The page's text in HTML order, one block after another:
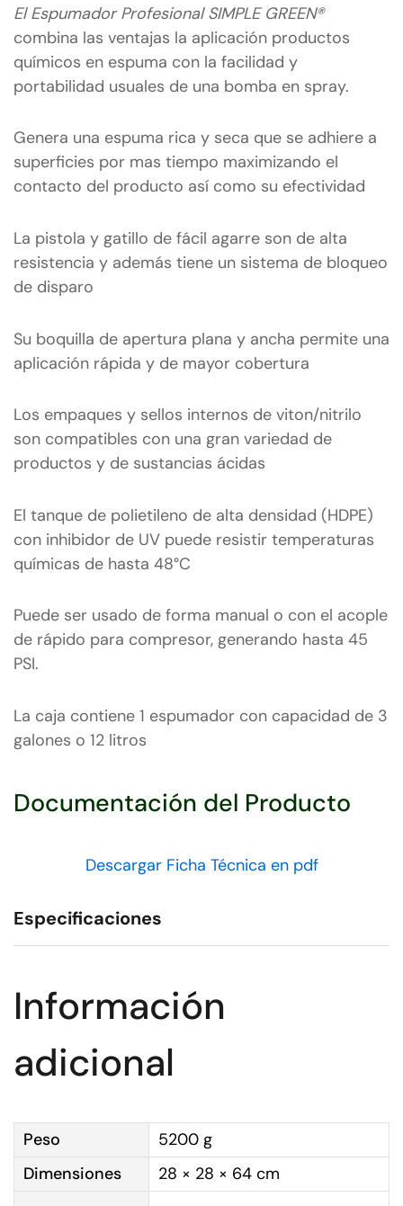
El Espumador Profesional SIMPLE GREEN®
combina las ventajas la aplicación productos
químicos en espuma con la facilidad y
portabilidad usuales de una bomba en spray.
Genera una espuma rica y seca que se adhiere a
superficies por mas tiempo maximizando el
contacto del producto así como su efectividad
La pistola y gatillo de fácil agarre son de alta
resistencia y además tiene un sistema de bloqueo
de disparo
Su boquilla de apertura plana y ancha permite una
aplicación rápida y de mayor cobertura
Los empaques y sellos internos de viton/nitrilo
son compatibles con una gran variedad de
productos y de sustancias ácidas
El tanque de polietileno de alta densidad (HDPE)
con inhibidor de UV puede resistir temperaturas
químicas de hasta 48°C
Puede ser usado de forma manual o con el acople
de rápido para compresor, generando hasta 45
PSI.
La caja contiene 1 espumador con capacidad de 3
galones o 12 litros
Documentación del Producto
Descargar Ficha Técnica en pdf
Especificaciones
Información
adicional
Peso
5200 g
Dimensiones
28 × 28 × 64 cm